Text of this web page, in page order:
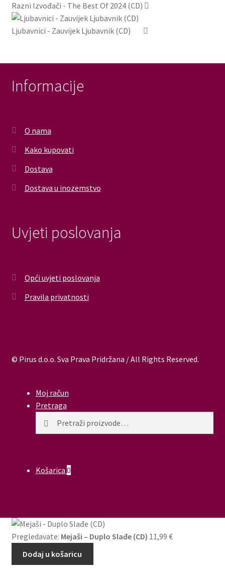
Razni Izvođači - The Best Of 2024 (CD)
Ljubavnici - Zauvijek Ljubavnik (CD)
Informacije
O nama
Kako kupovati
Dostava
Dostava u inozemstvo
Uvjeti poslovanja
Opći uvjeti poslovanja
Pravila privatnosti
© Pirus d.o.o. Sva Prava Pridržana / All Rights Reserved.
Moj račun
Pretraga
Košarica 0
Pregledavate: Mejaši – Duplo Slađe (CD) 11,99 €
Dodaj u košaricu